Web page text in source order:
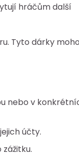
hráčům další
Tyto dárky
nebo v
účty.